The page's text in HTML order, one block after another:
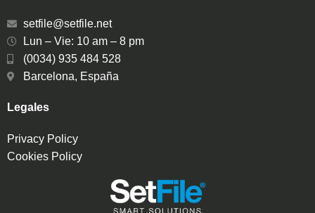
setfile@setfile.net
Lun – Vie: 10 am – 8 pm
(0034) 935 484 528
Barcelona, España
Legales
Privacy Policy
Cookies Policy